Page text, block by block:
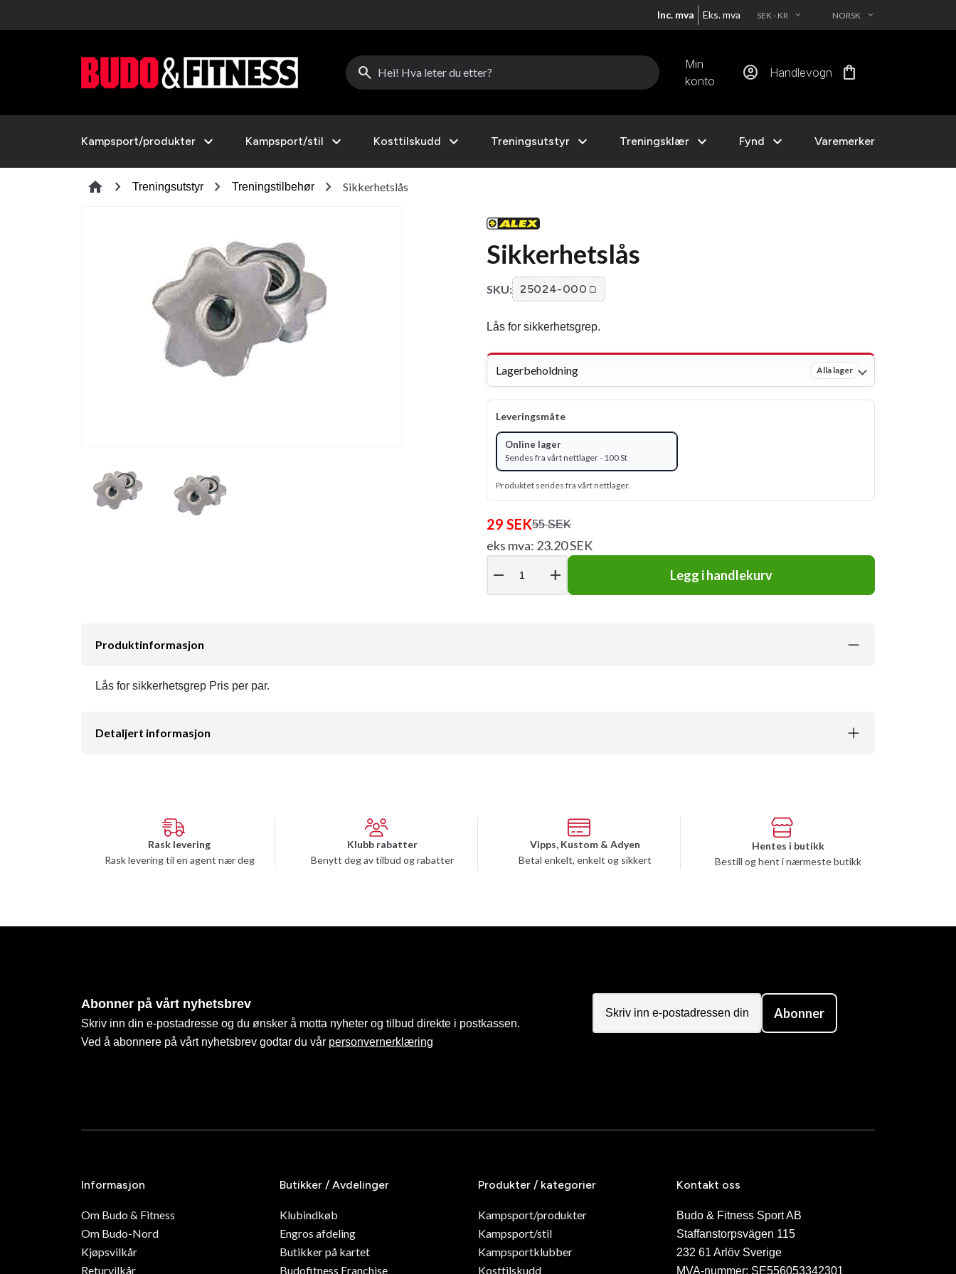
Inc. mva Eks. mva SEK - KR EXPAND_MORE NORSK EXPAND_MORE
search
Min
konto
account_circle Handlevogn shopping_bag
Kampsport/produkter expand_more Kampsport/stil expand_more Kosttilskudd expand_more Treningsutstyr expand_more Treningsklær expand_more Fynd expand_more Varemerker
home chevron_right Treningsutstyr chevron_right Treningstilbehør chevron_right Sikkerhetslås
Sikkerhetslås
SKU: 25024-000
Lås for sikkerhetsgrep.
Lagerbeholdning Alla lager
Leveringsmåte
Online lager
Sendes fra vårt nettlager - 100 St
Produktet sendes fra vårt nettlager.
29 SEK55 SEK
eks mva: 23.20 SEK
remove add Legg i handlekurv
Produktinformasjon
Lås for sikkerhetsgrep Pris per par.
Detaljert informasjon
Rask levering
Rask levering til en agent nær deg
Klubb rabatter
Benytt deg av tilbud og rabatter
Vipps, Kustom & Adyen
Betal enkelt, enkelt og sikkert
Hentes i butikk
Bestill og hent i nærmeste butikk
Abonner på vårt nyhetsbrev
Skriv inn din e-postadresse og du ønsker å motta nyheter og tilbud direkte i postkassen.
Ved å abonnere på vårt nyhetsbrev godtar du vår personvernerklæring
Abonner
Informasjon
Om Budo & Fitness
Om Budo-Nord
Kjøpsvilkår
Returvilkår
Butikker / Avdelinger
Klubindkøb
Engros afdeling
Butikker på kartet
Budofitness Franchise
Produkter / kategorier
Kampsport/produkter
Kampsport/stil
Kampsportklubber
Kosttilskudd
Kontakt oss
Budo & Fitness Sport AB
Staffanstorpsvägen 115
232 61 Arlöv Sverige
MVA-nummer: SE556053342301